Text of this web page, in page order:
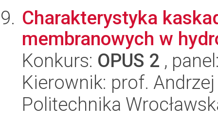
Charakterystyka
membranowych w
Konkurs: OPUS 2 ,
Kierownik: prof.
Politechnika